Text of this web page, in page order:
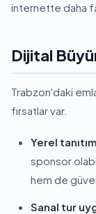
internette daha
Dijital
Trabzon'daki
fırsatlar var.
Yerel
sponsor
hem de
Sanal tur